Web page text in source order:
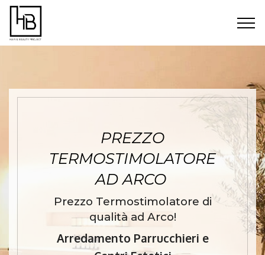
PREZZO
TERMOSTIMOLATORE
AD ARCO
Prezzo Termostimolatore di
qualità ad Arco!
Arredamento Parrucchieri e